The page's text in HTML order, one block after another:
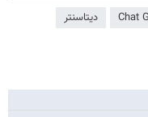
دیتاسنتر